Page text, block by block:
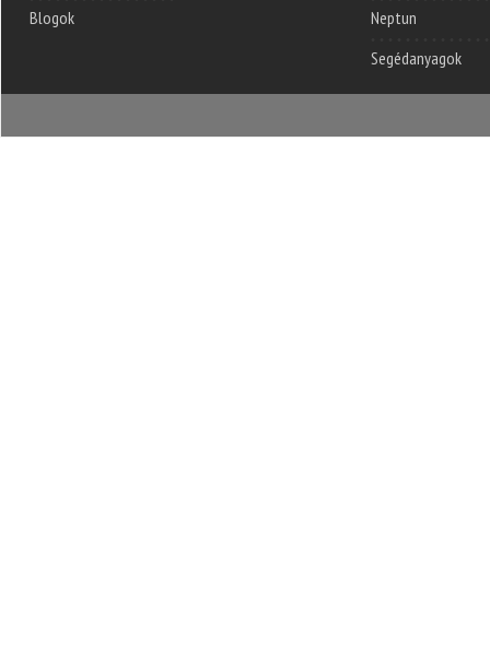
Blogok
Neptun
Segédanyagok